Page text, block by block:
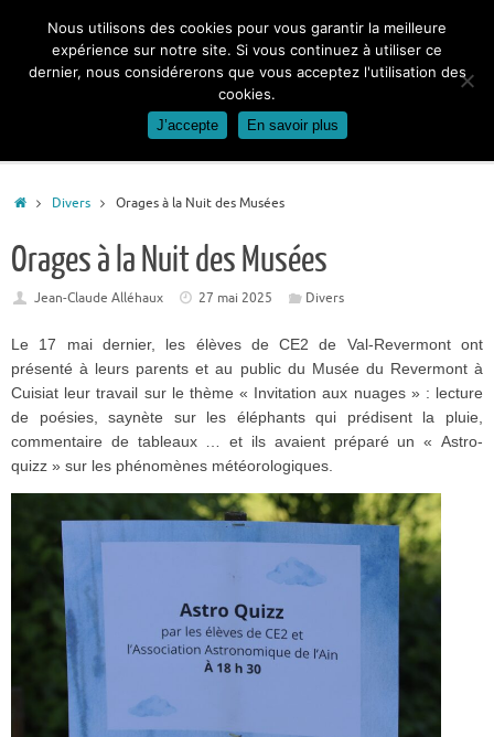
contenu
AccueilDivers Orages à la Nuit des Musées
Orages à la Nuit des Musées
Jean-Claude Alléhaux 27 mai 2025 Divers
Le 17 mai dernier, les élèves de CE2 de Val-Revermont ont
présenté à leurs parents et au public du Musée du Revermont à
Cuisiat leur travail sur le thème « Invitation aux nuages » : lecture
de poésies, saynète sur les éléphants qui prédisent la pluie,
commentaire de tableaux … et ils avaient préparé un « Astro-
quizz » sur les phénomènes météorologiques.
Nous utilisons des cookies pour vous garantir la meilleure
expérience sur notre site. Si vous continuez à utiliser ce
dernier, nous considérerons que vous acceptez l'utilisation des
cookies.
J’accepte En savoir plus